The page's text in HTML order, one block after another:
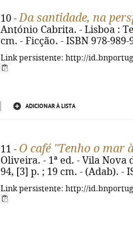
10 -Da santidade, na
António Cabrita. - Lisboa :
cm. - Ficção. - ISBN 978-989-
Link persistente: http://
ADICIONAR À LISTA
11 - O café "Tenho o mar
Oliveira. - 1ª ed. - Vila Nova
94, [3] p. ; 19 cm. - (Adab). -
Link persistente: http://